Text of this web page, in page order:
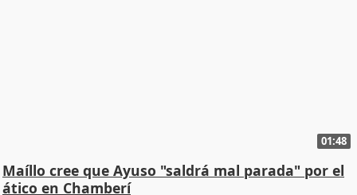
01:48
Maíllo cree que Ayuso "saldrá mal parada" por el
ático en Chamberí